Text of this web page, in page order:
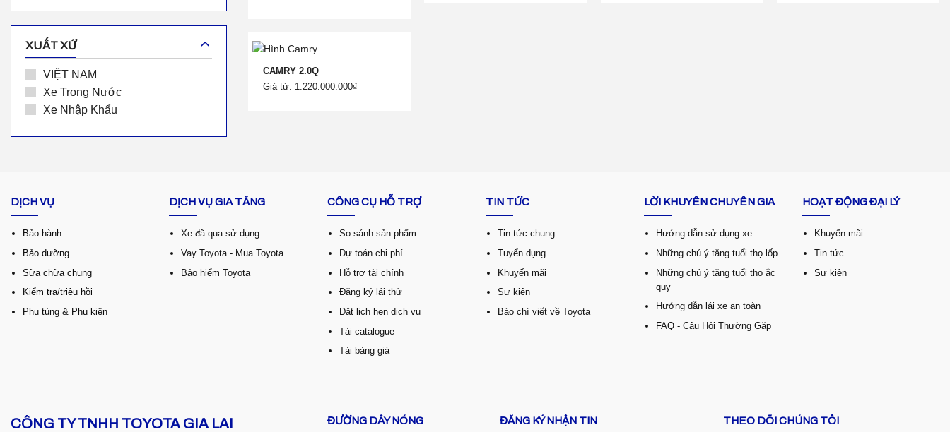
XUẤT XỨ
VIỆT NAM
Xe Trong Nước
Xe Nhập Khẩu
CAMRY 2.0Q
Giá từ: 1.220.000.000₫
DỊCH VỤ
Bảo hành
Bảo dưỡng
Sữa chữa chung
Kiểm tra/triệu hồi
Phụ tùng & Phụ kiện
DỊCH VỤ GIA TĂNG
Xe đã qua sử dụng
Vay Toyota - Mua Toyota
Bảo hiểm Toyota
CÔNG CỤ HỖ TRỢ
So sánh sản phẩm
Dự toán chi phí
Hỗ trợ tài chính
Đăng ký lái thử
Đặt lịch hẹn dịch vụ
Tải catalogue
Tải bảng giá
TIN TỨC
Tin tức chung
Tuyển dụng
Khuyến mãi
Sự kiện
Báo chí viết về Toyota
LỜI KHUYÊN CHUYÊN GIA
Hướng dẫn sử dụng xe
Những chú ý tăng tuổi thọ lốp
Những chú ý tăng tuổi thọ ắc
quy
Hướng dẫn lái xe an toàn
FAQ - Câu Hỏi Thường Gặp
HOẠT ĐỘNG ĐẠI LÝ
Khuyến mãi
Tin tức
Sự kiện
CÔNG TY TNHH TOYOTA GIA LAI ĐƯỜNG DÂY NÓNG ĐĂNG KÝ NHẬN TIN THEO DÕI CHÚNG TÔI